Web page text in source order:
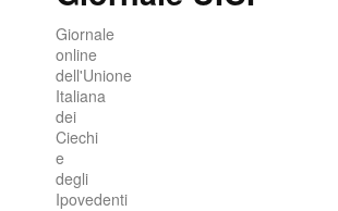
Giornale
online
dell'Unione
Italiana
dei
Ciechi
e
degli
Ipovedenti